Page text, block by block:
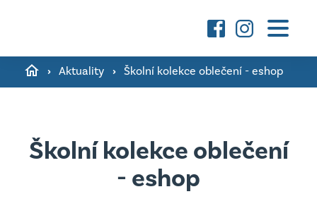
O škole a fotografie ›
Konzultační hodiny pedagogů ›
Školní poradenské pracoviště ›
Mateřská škola
Aktuality
› Aktuality › Školní kolekce oblečení - eshop
Školní kolekce oblečení
- eshop